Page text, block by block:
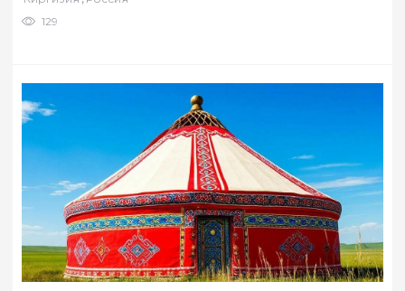
церемония передачи Министерству
129